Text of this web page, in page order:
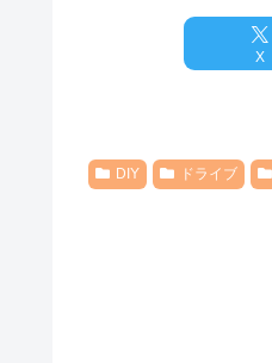
X
DIY ドライブ